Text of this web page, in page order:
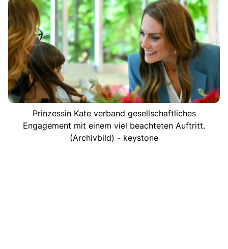
Prinzessin Kate verband gesellschaftliches
Engagement mit einem viel beachteten Auftritt.
(Archivbild) - keystone